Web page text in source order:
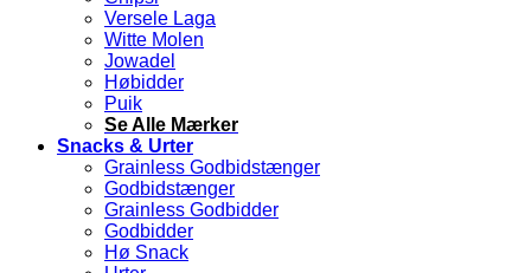
Versele Laga
Witte Molen
Jowadel
Høbidder
Puik
Se Alle Mærker
Snacks & Urter
Grainless Godbidstænger
Godbidstænger
Grainless Godbidder
Godbidder
Hø Snack